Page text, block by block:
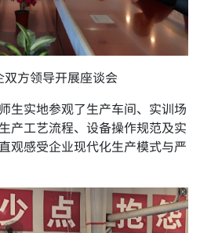
双方领导开展座谈会
生实地参观了生产车间、实训场
产工艺流程、设备操作规范及实
观感受企业现代化生产模式与严